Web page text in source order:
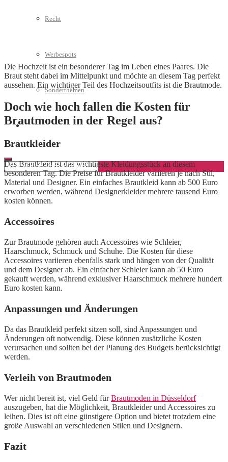
Recht
Werbespots
Sonderthemen
Geschäftskonto eröffnen
Die Hochzeit ist ein besonderer Tag im Leben eines Paares. Die
Braut steht dabei im Mittelpunkt und möchte an diesem Tag perfekt
aussehen. Ein wichtiger Teil des Hochzeitsoutfits ist die Brautmode.
Doch wie hoch fallen die Kosten für
Brautmoden in der Regel aus?
Brautkleider
Das Brautkleid ist das wichtigste Kleidungsstück an diesem
besonderen Tag. Die Preise für Brautkleider variieren je nach Stil,
Material und Designer. Ein einfaches Brautkleid kann ab 500 Euro
erworben werden, während Designerkleider mehrere tausend Euro
kosten können.
Accessoires
Zur Brautmode gehören auch Accessoires wie Schleier,
Haarschmuck, Schmuck und Schuhe. Die Kosten für diese
Accessoires variieren ebenfalls stark und hängen von der Qualität
und dem Designer ab. Ein einfacher Schleier kann ab 50 Euro
gekauft werden, während exklusiver Haarschmuck mehrere hundert
Euro kosten kann.
Anpassungen und Änderungen
Da das Brautkleid perfekt sitzen soll, sind Anpassungen und
Änderungen oft notwendig. Diese können zusätzliche Kosten
verursachen und sollten bei der Planung des Budgets berücksichtigt
werden.
Verleih von Brautmoden
Wer nicht bereit ist, viel Geld fürBrautmoden in Düsseldorf
auszugeben, hat die Möglichkeit, Brautkleider und Accessoires zu
leihen. Dies ist oft eine günstigere Option und bietet trotzdem eine
große Auswahl an verschiedenen Stilen und Designern.
Fazit